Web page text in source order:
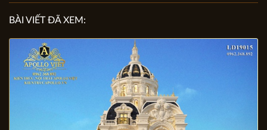
BÀI VIẾT ĐÃ XEM: